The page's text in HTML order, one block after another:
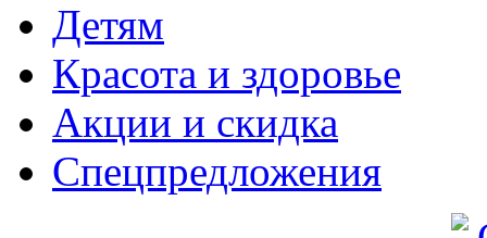
Детям
Красота и здоровье
Акции и скидка
Спецпредложения